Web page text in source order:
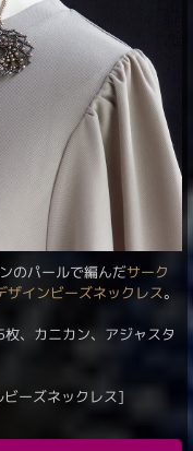
のパールで編んだサーク
ザインビーズネックレス。
、カニカン、アジャスタ
ーズネックレス]